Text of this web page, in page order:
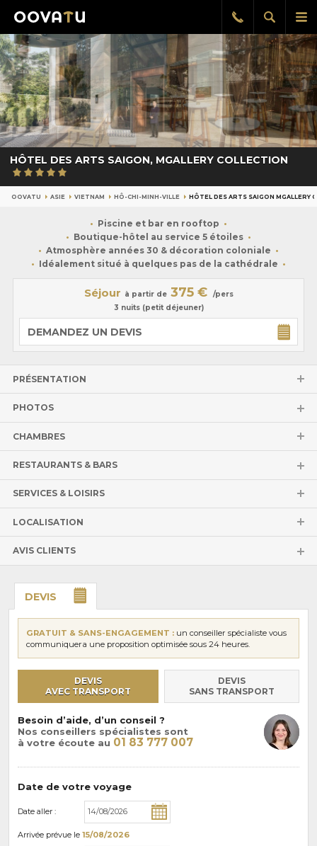
le
Afficher
la
Rappel
gratuit
HÔTEL DES ARTS SAIGON, MGALLERY COLLECTION
OOVATU ASIE VIETNAM HÔ-CHI-MINH-VILLE HÔTEL DES ARTS SAIGON MGALLERY
Piscine et bar en rooftop
Boutique-hôtel au service 5 étoiles
Atmosphère années 30 & décoration coloniale
Idéalement situé à quelques pas de la cathédrale
Séjour à partir de 375 €
/pers
3 nuits (petit déjeuner)
DEMANDEZ UN DEVIS
PRÉSENTATION
PHOTOS
CHAMBRES
RESTAURANTS & BARS
SERVICES & LOISIRS
LOCALISATION
AVIS CLIENTS
DEVIS
GRATUIT & SANS-ENGAGEMENT : un conseiller spécialiste vous
communiquera une proposition optimisée sous 24 heures.
DEVIS
AVEC TRANSPORT
DEVIS
SANS TRANSPORT
Besoin d’aide, d’un conseil ?
Nos conseillers spécialistes sont
à votre écoute au 01 83 777 007
Date de votre voyage
Date aller :
Arrivée prévue le 15/08/2026